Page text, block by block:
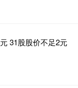
31股股价不足2元